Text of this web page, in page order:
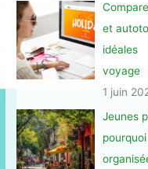
et
idéales
voyage
1 juin
Jeunes